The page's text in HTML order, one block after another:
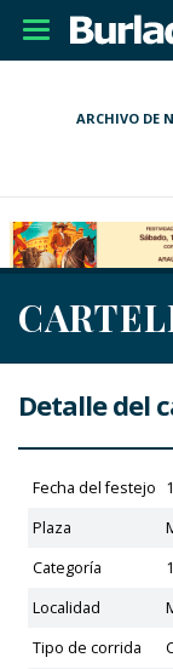
Desplegar
navegación
ARCHIVO DE
Detalle del
Fecha del festejo
Plaza
Categoría
Localidad
Tipo de corrida